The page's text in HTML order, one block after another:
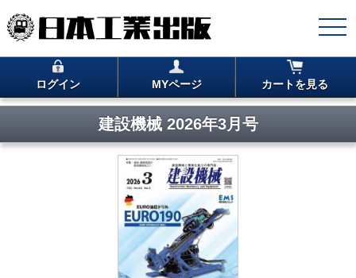
ログイン MYページ カートを見る
建設機械 2026年3月号